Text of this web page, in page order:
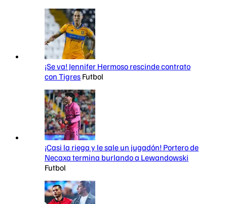
¡Se va! Jennifer Hermoso rescinde contrato
con Tigres Futbol
¡Casi la riega y le sale un jugadón! Portero de
Necaxa termina burlando a Lewandowski
Futbol